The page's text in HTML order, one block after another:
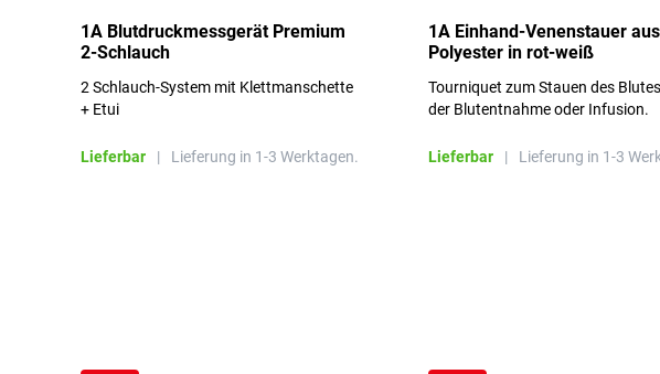
1A Blutdruckmessgerät Premium
2-Schlauch
2 Schlauch-System mit Klettmanschette
+ Etui
Lieferbar | Lieferung in 1-3 Werktagen.
1A Einhand-Venenstauer aus
Polyester in rot-weiß
Tourniquet zum Stauen des
der Blutentnahme oder Infusion.
Lieferbar | Lieferung in 1-3